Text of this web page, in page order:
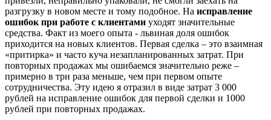
разгрузку в новом месте и тому подобное. На исправление
ошибок при работе с клиентами уходят значительные
средства. Факт из моего опыта - львиная доля ошибок
приходится на новых клиентов. Первая сделка – это взаимная
«притирка» и часто куча незапланированных затрат. При
повторных продажах мы ошибаемся значительно реже –
примерно в три раза меньше, чем при первом опыте
сотрудничества. Эту идею я отразил в виде затрат 3 000
рублей на исправление ошибок для первой сделки и 1000
рублей при повторных продажах.